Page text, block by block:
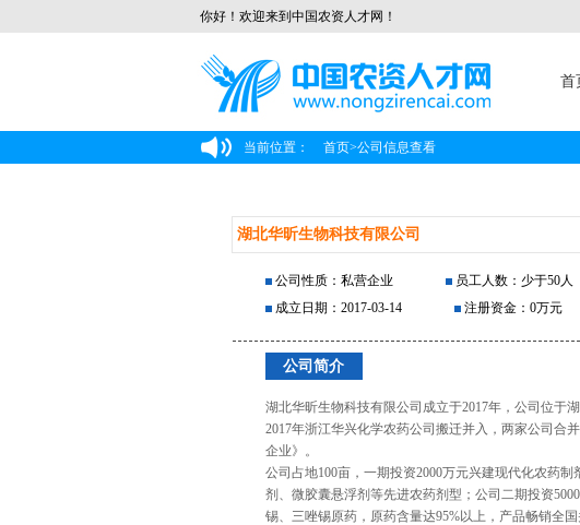
你好！欢迎来到中国农资人才网！
首
当前位置： 首页>公司信息查看
湖北华昕生物科技有限公司
公司性质：私营企业
员工人数：少于50人
成立日期：2017-03-14
注册资金：0万元
公司简介
湖北华昕生物科技有限公司成立于2017年，公司位于
2017年浙江华兴化学农药公司搬迁并入，两家公司合
企业》。
公司占地100亩，一期投资2000万元兴建现代化农药
剂、微胶囊悬浮剂等先进农药剂型；公司二期投资
锡、三唑锡原药，原药含量达95%以上，产品畅销全